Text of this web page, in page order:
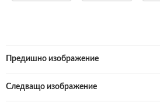
Предишно изображение
Следващо изображение